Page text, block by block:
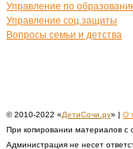
Управление по
Управление соц.защиты
Вопросы семьи и детства
© 2010-2022 «ДетиСочи.ру» | О
При копировании материалов с
Администрация не несет